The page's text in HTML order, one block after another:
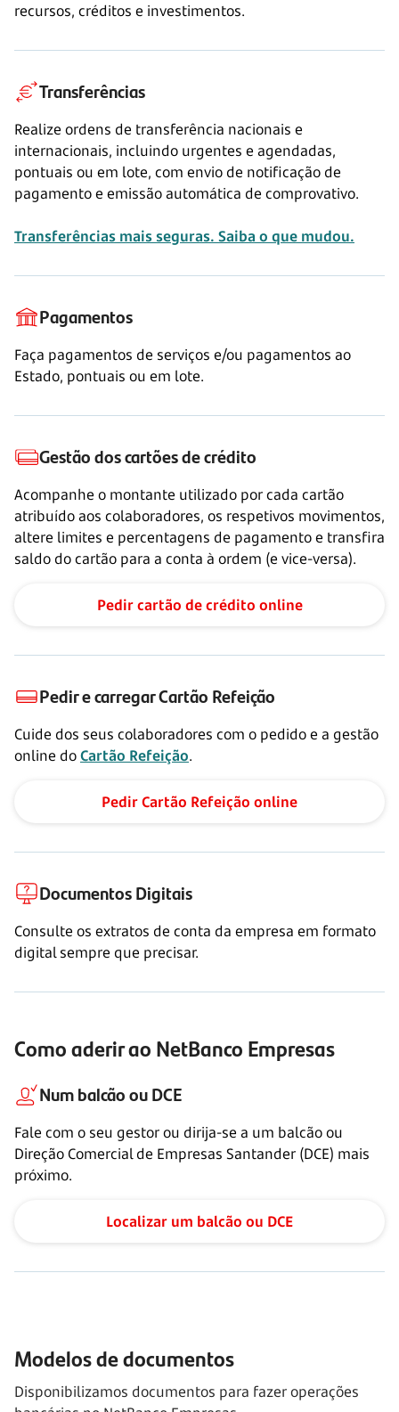
recursos, créditos e investimentos.
Transferências
Realize ordens de transferência nacionais e
internacionais, incluindo urgentes e agendadas,
pontuais ou em lote, com envio de notificação de
pagamento e emissão automática de comprovativo.
Transferências mais seguras. Saiba o que mudou.
Pagamentos
Faça pagamentos de serviços e/ou pagamentos ao
Estado, pontuais ou em lote.
Gestão dos cartões de crédito
Acompanhe o montante utilizado por cada cartão
atribuído aos colaboradores, os respetivos movimentos,
altere limites e percentagens de pagamento e transfira
saldo do cartão para a conta à ordem (e vice-versa).
Pedir cartão de crédito online
Pedir e carregar Cartão Refeição
Cuide dos seus colaboradores com o pedido e a gestão
online doCartão Refeição.
Pedir Cartão Refeição online
Documentos Digitais
Consulte os extratos de conta da empresa em formato
digital sempre que precisar.
Como aderir ao NetBanco Empresas
Num balcão ou DCE
Fale com o seu gestor ou dirija-se a um balcão ou
Direção Comercial de Empresas Santander (DCE) mais
próximo.
Localizar um balcão ou DCE
Modelos de documentos
Disponibilizamos documentos para fazer operações